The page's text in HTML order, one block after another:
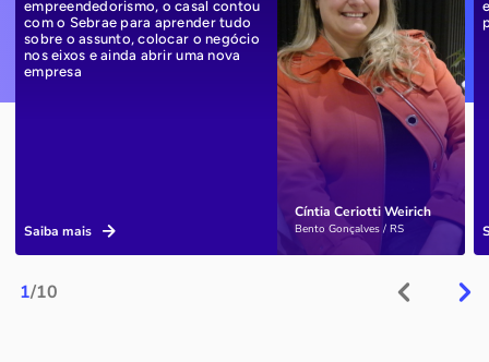
1/10
Cíntia Ceriotti Weirich
Bento Gonçalves / RS
empreendedorismo, o casal contou
com o Sebrae para aprender tudo
sobre o assunto, colocar o negócio
nos eixos e ainda abrir uma nova
empresa
Saiba mais